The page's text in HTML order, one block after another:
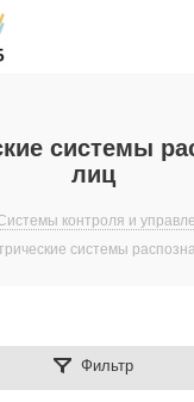
системы
лиц
контроля и
системы
Фильтр